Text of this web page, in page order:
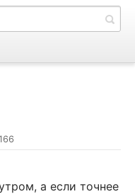
а если точнее